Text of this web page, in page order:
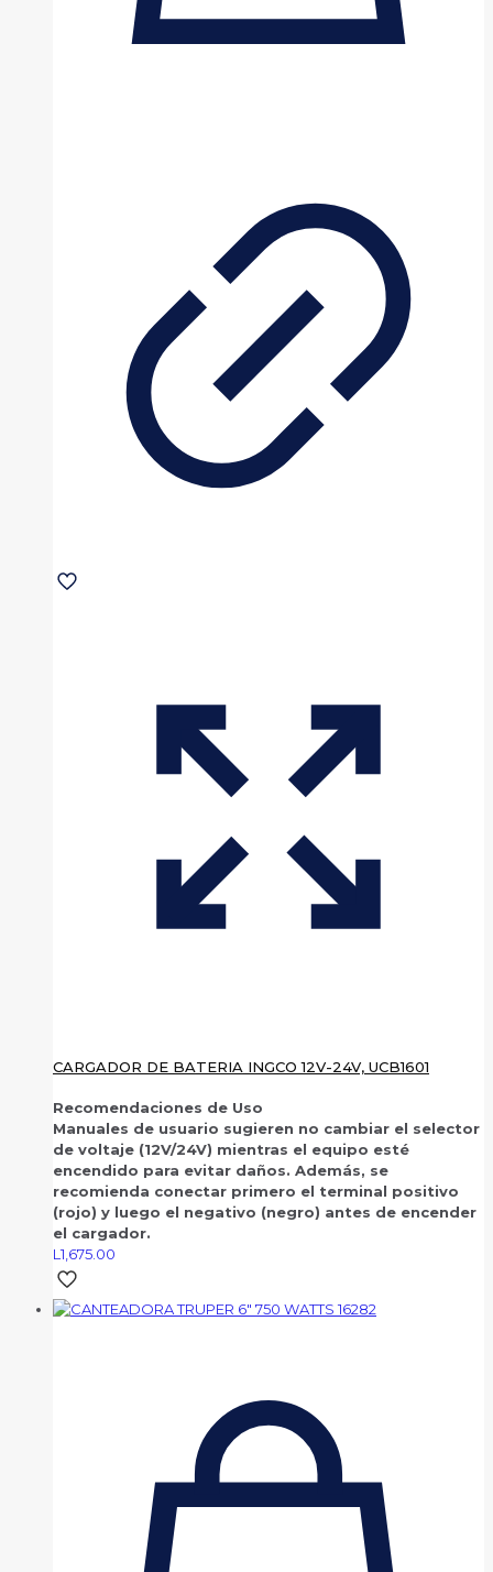
CARGADOR DE BATERIA INGCO 12V-24V, UCB1601
Recomendaciones de Uso
Manuales de usuario sugieren no cambiar el selector
de voltaje (12V/24V) mientras el equipo esté
encendido para evitar daños. Además, se
recomienda conectar primero el terminal positivo
(rojo) y luego el negativo (negro) antes de encender
el cargador.
L 1,675.00